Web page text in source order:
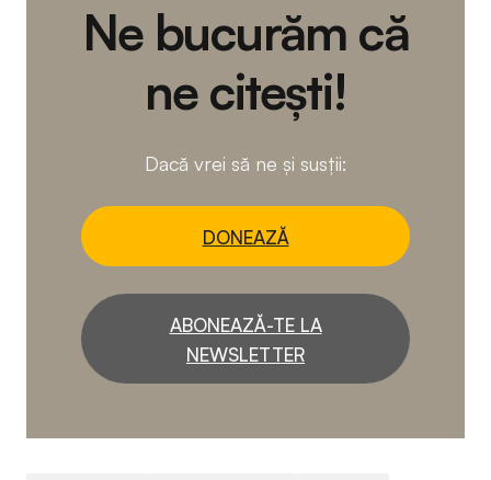
Ne bucurăm că
ne citești!
Dacă vrei să ne și susții:
DONEAZĂ
ABONEAZĂ-TE LA
NEWSLETTER